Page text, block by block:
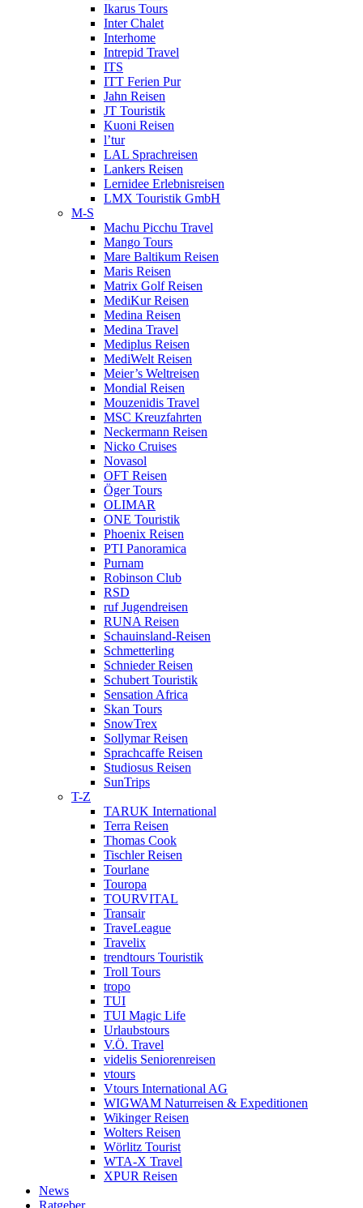
Ikarus Tours
Inter Chalet
Interhome
Intrepid Travel
ITS
ITT Ferien Pur
Jahn Reisen
JT Touristik
Kuoni Reisen
l’tur
LAL Sprachreisen
Lankers Reisen
Lernidee Erlebnisreisen
LMX Touristik GmbH
M-S
Machu Picchu Travel
Mango Tours
Mare Baltikum Reisen
Maris Reisen
Matrix Golf Reisen
MediKur Reisen
Medina Reisen
Medina Travel
Mediplus Reisen
MediWelt Reisen
Meier’s Weltreisen
Mondial Reisen
Mouzenidis Travel
MSC Kreuzfahrten
Neckermann Reisen
Nicko Cruises
Novasol
OFT Reisen
Öger Tours
OLIMAR
ONE Touristik
Phoenix Reisen
PTI Panoramica
Purnam
Robinson Club
RSD
ruf Jugendreisen
RUNA Reisen
Schauinsland-Reisen
Schmetterling
Schnieder Reisen
Schubert Touristik
Sensation Africa
Skan Tours
SnowTrex
Sollymar Reisen
Sprachcaffe Reisen
Studiosus Reisen
SunTrips
T-Z
TARUK International
Terra Reisen
Thomas Cook
Tischler Reisen
Tourlane
Touropa
TOURVITAL
Transair
TraveLeague
Travelix
trendtours Touristik
Troll Tours
tropo
TUI
TUI Magic Life
Urlaubstours
V.Ö. Travel
videlis Seniorenreisen
vtours
Vtours International AG
WIGWAM Naturreisen & Expeditionen
Wikinger Reisen
Wolters Reisen
Wörlitz Tourist
WTA-X Travel
XPUR Reisen
News
Ratgeber